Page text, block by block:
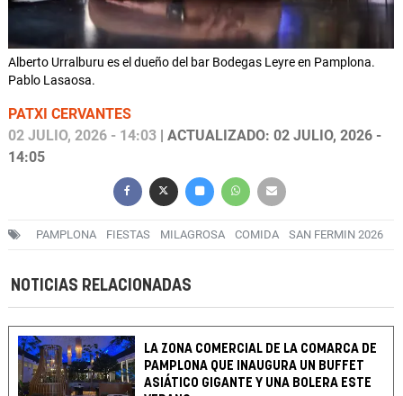
Alberto Urralburu es el dueño del bar Bodegas Leyre en Pamplona.
Pablo Lasaosa.
PATXI CERVANTES
02 JULIO, 2026 - 14:03 | ACTUALIZADO: 02 JULIO, 2026 -
14:05
PAMPLONA FIESTAS MILAGROSA COMIDA SAN FERMIN 2026
NOTICIAS RELACIONADAS
LA ZONA COMERCIAL DE LA COMARCA DE
PAMPLONA QUE INAUGURA UN BUFFET
ASIÁTICO GIGANTE Y UNA BOLERA ESTE